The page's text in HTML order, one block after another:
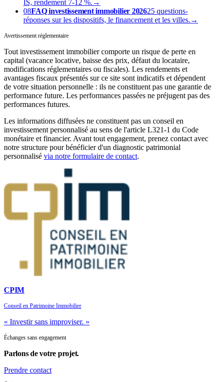
IS, rendement 7-12 %. →
08FAQ investissement immobilier 202625 questions-
réponses sur les dispositifs, le financement et les villes. →
Avertissement réglementaire
Tout investissement immobilier comporte un risque de perte en
capital (vacance locative, baisse des prix, défaut du locataire,
modifications réglementaires ou fiscales). Les rendements et
avantages fiscaux présentés sur ce site sont indicatifs et dépendent
de votre situation personnelle : ils ne constituent pas une garantie de
performance future. Les performances passées ne préjugent pas des
performances futures.
Les informations diffusées ne constituent pas un conseil en
investissement personnalisé au sens de l'article L321-1 du Code
monétaire et financier. Avant tout engagement, prenez contact avec
notre structure pour bénéficier d'un diagnostic patrimonial
personnalisé via notre formulaire de contact.
CPIM
Conseil en Patrimoine Immobilier
« Investir sans improviser. »
Échanges sans engagement
Parlons de votre projet.
Prendre contact